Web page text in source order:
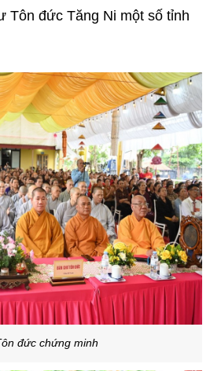
Tôn đức Tăng Ni một số tỉnh
đức chứng minh